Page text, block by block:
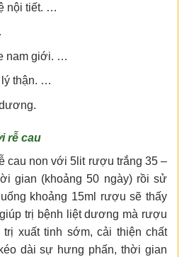
nội tiết. …
nam giới. …
lý thận. …
rễ cau
cau non với 5lit rượu trắng 35 –
gian (khoảng 50 ngày) rồi sử
khoảng 15ml rượu sẽ thấy
trị bệnh liệt dương mà rượu
xuất tinh sớm, cải thiện chất
dài sự hưng phấn, thời gian